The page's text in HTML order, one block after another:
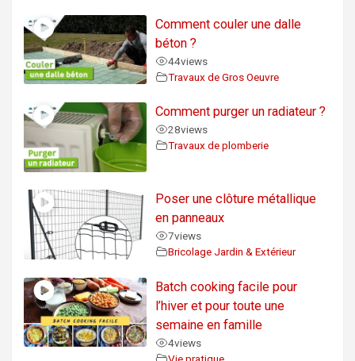
Comment couler une dalle
béton ?
44views
Travaux de Gros Oeuvre
Comment purger un radiateur ?
28views
Travaux de plomberie
Poser une clôture métallique
en panneaux
7views
Bricolage Jardin & Extérieur
Batch cooking facile pour
l’hiver et pour toute une
semaine en famille
4views
Vie pratique